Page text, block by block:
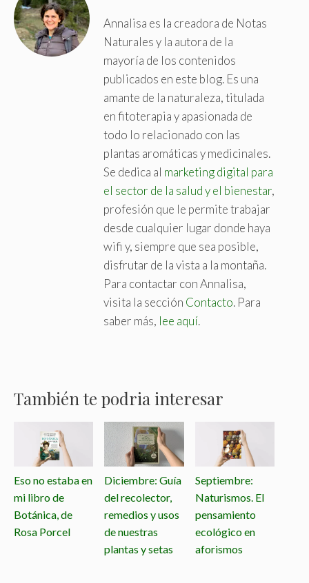
Annalisa es la creadora de Notas
Naturales y la autora de la
mayoría de los contenidos
publicados en este blog. Es una
amante de la naturaleza, titulada
en fitoterapia y apasionada de
todo lo relacionado con las
plantas aromáticas y medicinales.
Se dedica al marketing digital para
el sector de la salud y el bienestar,
profesión que le permite trabajar
desde cualquier lugar donde haya
wifi y, siempre que sea posible,
disfrutar de la vista a la montaña.
Para contactar con Annalisa,
visita la sección Contacto. Para
saber más, lee aquí.
También te podria interesar
Eso no estaba en
mi libro de
Botánica, de
Rosa Porcel
Diciembre: Guía
del recolector,
remedios y usos
de nuestras
plantas y setas
Septiembre:
Naturismos. El
pensamiento
ecológico en
aforismos